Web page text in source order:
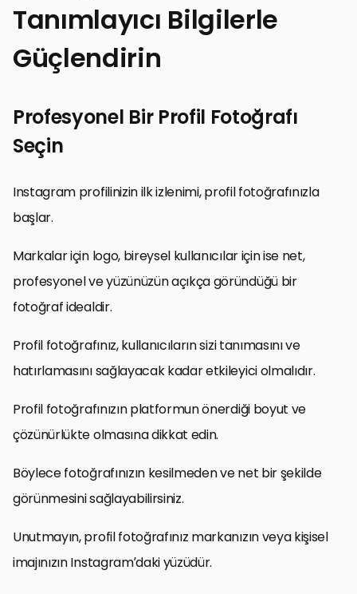
Tanımlayıcı Bilgilerle
Güçlendirin
Profesyonel Bir Profil Fotoğrafı
Seçin
Instagram profilinizin ilk izlenimi, profil fotoğrafınızla
başlar.
Markalar için logo, bireysel kullanıcılar için ise net,
profesyonel ve yüzünüzün açıkça göründüğü bir
fotoğraf idealdir.
Profil fotoğrafınız, kullanıcıların sizi tanımasını ve
hatırlamasını sağlayacak kadar etkileyici olmalıdır.
Profil fotoğrafınızın platformun önerdiği boyut ve
çözünürlükte olmasına dikkat edin.
Böylece fotoğrafınızın kesilmeden ve net bir şekilde
görünmesini sağlayabilirsiniz.
Unutmayın, profil fotoğrafınız markanızın veya kişisel
imajınızın Instagram’daki yüzüdür.